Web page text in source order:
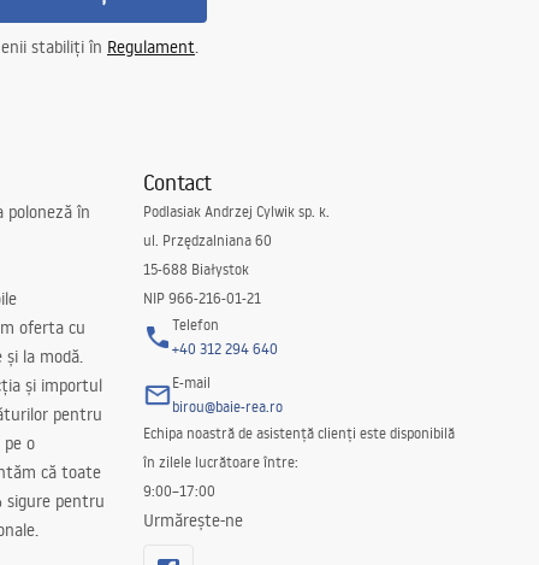
stabiliți în Regulament.
poloneză în
oferta cu
la modă.
și importul
pentru
pe o
că toate
sigure pentru
Contact
Podlasiak Andrzej Cylwik sp. k.
ul. Przędzalniana 60
15-688 Białystok
NIP 966-216-01-21
Telefon
+40 312 294 640
E-mail
birou@baie-rea.ro
Echipa noastră de asistență clienți este disponibilă
în zilele lucrătoare între:
9:00–17:00
Urmărește-ne